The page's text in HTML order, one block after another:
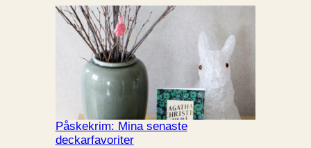
Påskekrim: Mina senaste
deckarfavoriter